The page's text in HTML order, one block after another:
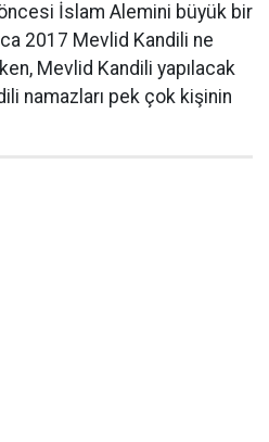
İslam Alemini büyük bir
2017 Mevlid Kandili ne
Mevlid Kandili yapılacak
namazları pek çok kişinin